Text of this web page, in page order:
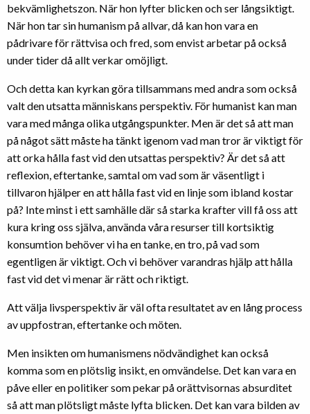
bekvämlighetszon. När hon lyfter blicken och ser långsiktigt.
När hon tar sin humanism på allvar, då kan hon vara en
pådrivare för rättvisa och fred, som envist arbetar på också
under tider då allt verkar omöjligt.
Och detta kan kyrkan göra tillsammans med andra som också
valt den utsatta människans perspektiv. För humanist kan man
vara med många olika utgångspunkter. Men är det så att man
på något sätt måste ha tänkt igenom vad man tror är viktigt för
att orka hålla fast vid den utsattas perspektiv? Är det så att
reflexion, eftertanke, samtal om vad som är väsentligt i
tillvaron hjälper en att hålla fast vid en linje som ibland kostar
på? Inte minst i ett samhälle där så starka krafter vill få oss att
kura kring oss själva, använda våra resurser till kortsiktig
konsumtion behöver vi ha en tanke, en tro, på vad som
egentligen är viktigt. Och vi behöver varandras hjälp att hålla
fast vid det vi menar är rätt och riktigt.
Att välja livsperspektiv är väl ofta resultatet av en lång process
av uppfostran, eftertanke och möten.
Men insikten om humanismens nödvändighet kan också
komma som en plötslig insikt, en omvändelse. Det kan vara en
påve eller en politiker som pekar på orättvisornas absurditet
så att man plötsligt måste lyfta blicken. Det kan vara bilden av